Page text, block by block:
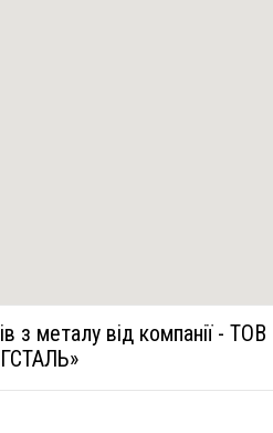
з металу від компанії - ТОВ